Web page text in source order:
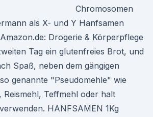
Chromosomen
als X- und Y Hanfsamen
Drogerie & Körperpflege
Tag ein glutenfreies Brot, und
Spaß, neben dem gängigen
genannte "Pseudomehle" wie
Reismehl, Teffmehl oder halt
HANFSAMEN 1Kg